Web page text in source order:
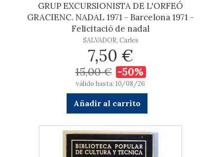
GRUP EXCURSIONISTA DE L'ORFEÓ
GRACIENC. NADAL 1971 - Barcelona 1971 -
Felicitació de nadal
SALVADOR, Carles
7,50 €
15,00 € -50%
válido hasta: 10/08/26
Añadir al carrito